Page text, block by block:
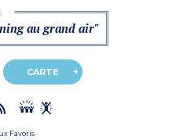
au grand air"
CARTE
Favoris